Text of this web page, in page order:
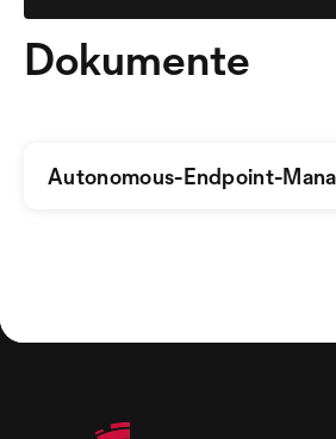
Dokumente
Autonomous-Endpoint-